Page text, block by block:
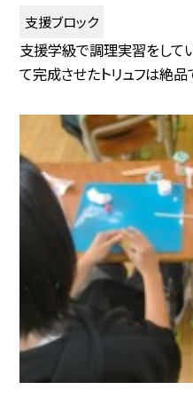
支援ブロック
支援学級で調理実習をして
て完成させたトリュフは絶品